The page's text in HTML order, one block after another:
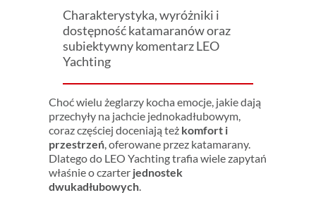
Charakterystyka, wyróżniki i
dostępność katamaranów oraz
subiektywny komentarz LEO
Yachting
Choć wielu żeglarzy kocha emocje, jakie dają
przechyły na jachcie jednokadłubowym,
coraz częściej doceniają też komfort i
przestrzeń, oferowane przez katamarany.
Dlatego do LEO Yachting trafia wiele zapytań
właśnie o czarter jednostek
dwukadłubowych.